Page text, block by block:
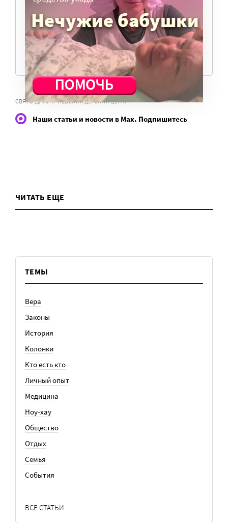
журналистов и техническую поддержку сайта
нужны средства.
ПОМОЧЬ ПОРТАЛУ
СВЯТО-ДИМИТРИЕВСКИЙ ДЕТСКИЙ ЦЕНТР
Наши статьи и новости в Max. Подпишитесь
ЧИТАТЬ ЕЩЕ
ТЕМЫ
Вера
Законы
История
Колонки
Кто есть кто
Личный опыт
Медицина
Ноу-хау
Общество
Отдых
Семья
События
ВСЕ СТАТЬИ